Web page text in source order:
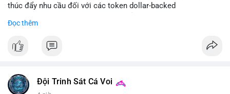
thúc đẩy nhu cầu đối với các token dollar-backed
triển stablecoin nội địa
$btc $eth
📰 Nguồn: Cointelegraph
Đọc thêm
Đội Trinh Sát Cá Voi